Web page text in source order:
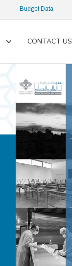
Budget Data
Toggle
CONTACT US